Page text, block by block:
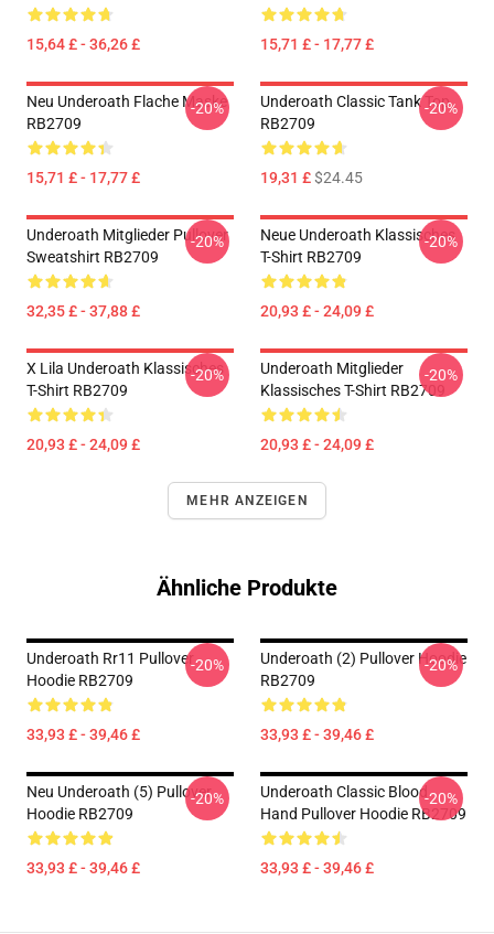
15,64 £ - 36,26 £ 15,71 £ - 17,77 £
Neu Underoath Flache Maske
RB2709
15,71 £ - 17,77 £
-20%
Underoath Classic Tank Top
RB2709
19,31 £$24.45
-20%
Underoath Mitglieder Pullover
Sweatshirt RB2709
32,35 £ - 37,88 £
-20%
Neue Underoath Klassisches
T-Shirt RB2709
20,93 £ - 24,09 £
-20%
X Lila Underoath Klassisches
T-Shirt RB2709
20,93 £ - 24,09 £
-20%
Underoath Mitglieder
Klassisches T-Shirt RB2709
20,93 £ - 24,09 £
-20%
MEHR ANZEIGEN
Ähnliche Produkte
Underoath Rr11 Pullover
Hoodie RB2709
33,93 £ - 39,46 £
-20%
Underoath (2) Pullover Hoodie
RB2709
33,93 £ - 39,46 £
-20%
Neu Underoath (5) Pullover
Hoodie RB2709
33,93 £ - 39,46 £
-20%
Underoath Classic Blood
Hand Pullover Hoodie RB2709
33,93 £ - 39,46 £
-20%